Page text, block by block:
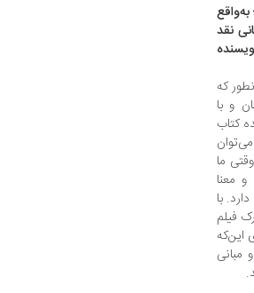
نقد
که
و با
کتاب
ما
معنا
با
فیلم
این‌که
مبانی